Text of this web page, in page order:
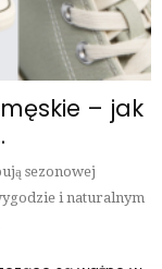
– jak
sezonowej
i naturalnym